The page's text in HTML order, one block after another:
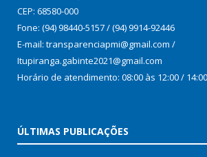
CEP: 68580-000
Fone: (94) 98440-5157 / (94) 9914-92446
E-mail: transparenciapmi@gmail.com /
Itupiranga.gabinte2021@gmail.com
Horário de atendimento: 08:00 às 12:00 /
ÚLTIMAS PUBLICAÇÕES